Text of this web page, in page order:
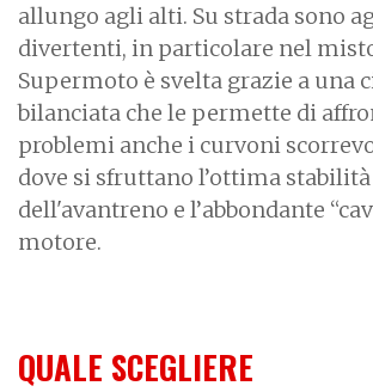
allungo agli alti. Su strada sono
divertenti, in particolare nel
Supermoto è svelta grazie a una
bilanciata che le permette di
problemi anche i curvoni
dove si sfruttano l’ottima stabilità
dell'avantreno e l’abbondante
motore.
QUALE SCEGLIERE